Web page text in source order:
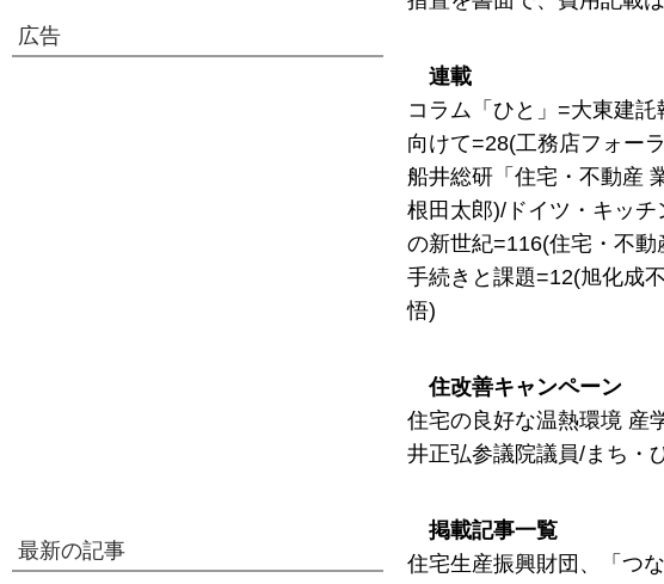
連載
コラム「ひと」=大東建
向けて=28(工務店フォー
船井総研「住宅・不動産
根田太郎)/ドイツ・キッ
の新世紀=116(住宅・不
手続きと課題=12(旭化成
悟)
住改善キャンペーン
住宅の良好な温熱環境 産
井正弘参議院議員/まち・
掲載記事一覧
住宅生産振興財団、「つ
広告
最新の記事